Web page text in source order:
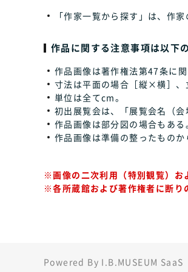
「作家一覧から探す」は、作
作品に関する注意事項は以下
作品画像は著作権法第47条に
寸法は平面の場合［縦×横］
単位は全てcm。
初出展覧会は、「展覧会名（
作品画像は部分図の場合もある。
作品画像は準備の整ったものか
※画像の二次利用（特別観覧）お
※各所蔵館および著作権者に断り
Powered By I.B.MUSEUM SaaS